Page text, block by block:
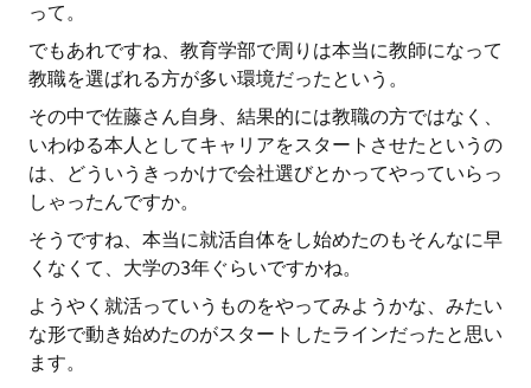
って。
でもあれですね、教育学部で周りは本当に教師になって
教職を選ばれる方が多い環境だったという。
その中で佐藤さん自身、結果的には教職の方ではなく、
いわゆる本人としてキャリアをスタートさせたというの
は、どういうきっかけで会社選びとかってやっていらっ
しゃったんですか。
そうですね、本当に就活自体をし始めたのもそんなに早
くなくて、大学の3年ぐらいですかね。
ようやく就活っていうものをやってみようかな、みたい
な形で動き始めたのがスタートしたラインだったと思い
ます。